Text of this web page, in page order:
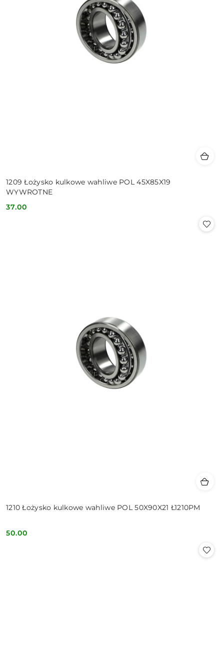
1209 Łożysko kulkowe wahliwe POL 45X85X19
WYWROTNE
Cena:
37.00
1210 Łożysko kulkowe wahliwe POL 50X90X21 Ł1210PM
Cena:
50.00